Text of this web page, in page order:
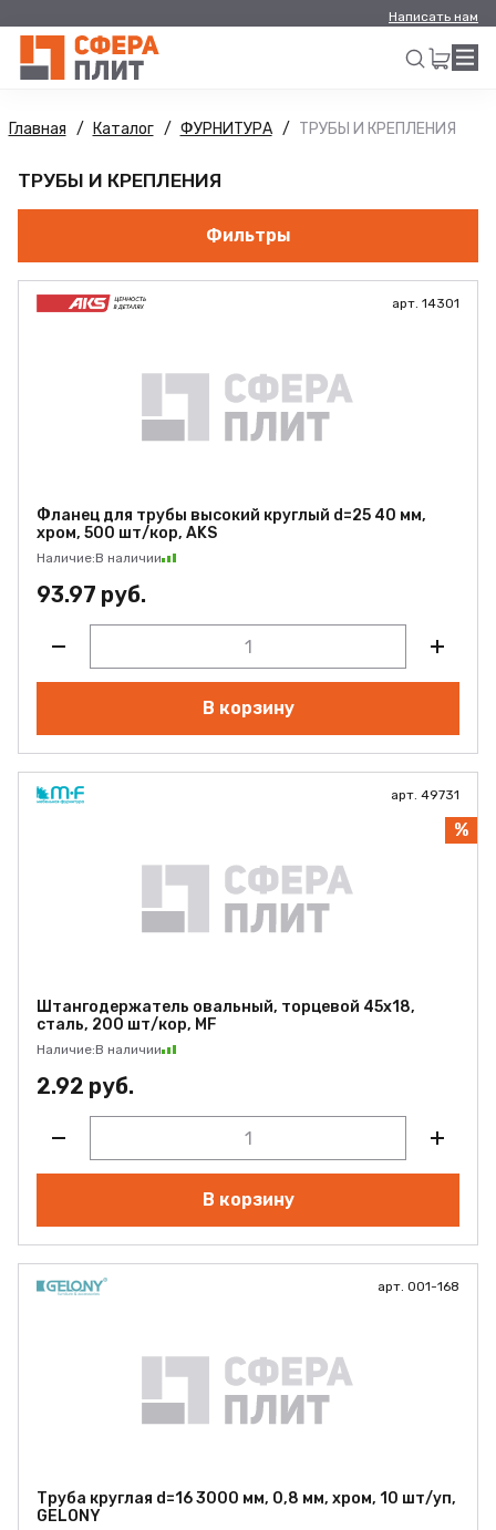
Написать нам
Искать
Главная Каталог ФУРНИТУРА ТРУБЫ И КРЕПЛЕНИЯ
ТРУБЫ И КРЕПЛЕНИЯ
Фильтры
арт. 14301
Фланец для трубы высокий круглый d=25 40 мм,
хром, 500 шт/кор, AKS
Наличие:В наличии
93.97 руб.
В корзину
арт. 49731
%
Штангодержатель овальный, торцевой 45x18,
сталь, 200 шт/кор, MF
Наличие:В наличии
2.92 руб.
В корзину
арт. 001-168
Труба круглая d=16 3000 мм, 0,8 мм, хром, 10 шт/уп,
GELONY